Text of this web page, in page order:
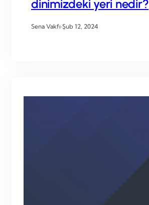
dinimizdeki yeri nedir?
Sena Vakfı·Şub 12, 2024